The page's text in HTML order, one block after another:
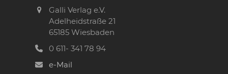
Galli Verlag e.V.
Adelheidstraße 21
65185 Wiesbaden
0 611- 341 78 94
e-Mail